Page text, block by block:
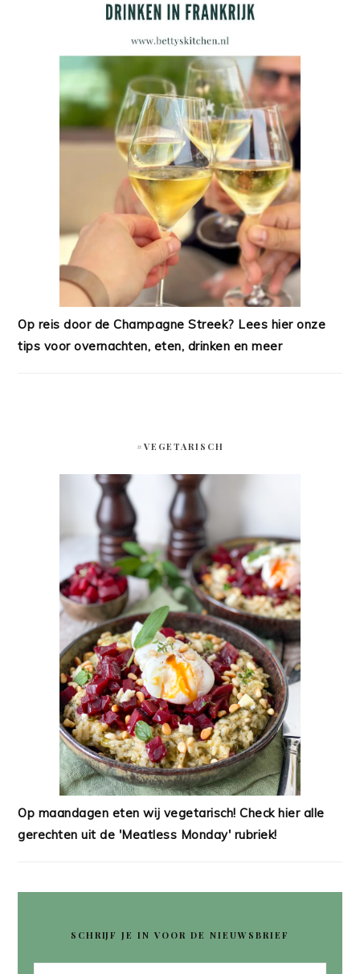
Op reis door de Champagne Streek? Lees hier onze
tips voor overnachten, eten, drinken en meer
#VEGETARISCH
Op maandagen eten wij vegetarisch! Check hier alle
gerechten uit de 'Meatless Monday' rubriek!
SCHRIJF JE IN VOOR DE NIEUWSBRIEF